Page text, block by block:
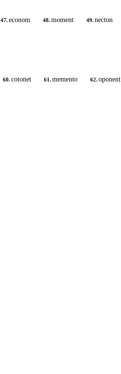
47.econom 48.moment 49.necton
60.cotonet 61.memento 62.oponent